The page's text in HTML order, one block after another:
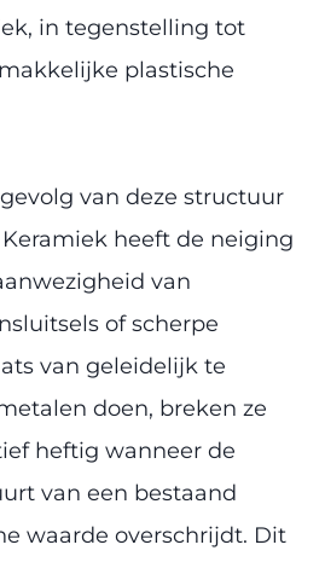
in tegenstelling tot
plastische
van deze structuur
heeft de neiging
van
of scherpe
van geleidelijk te
doen, breken ze
heftig wanneer de
van een bestaand
waarde overschrijdt. Dit